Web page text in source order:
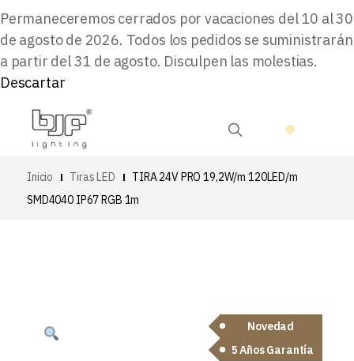
Permaneceremos cerrados por vacaciones del 10 al 30
de agosto de 2026. Todos los pedidos se suministrarán
a partir del 31 de agosto. Disculpen las molestias.
Descartar
Inicio Tiras LED
TIRA 24V PRO 19,2W/m 120LED/m
SMD4040 IP67 RGB 1m
Novedad
5 Años Garantía